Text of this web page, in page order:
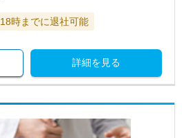
18時までに退社可能
詳細を見る